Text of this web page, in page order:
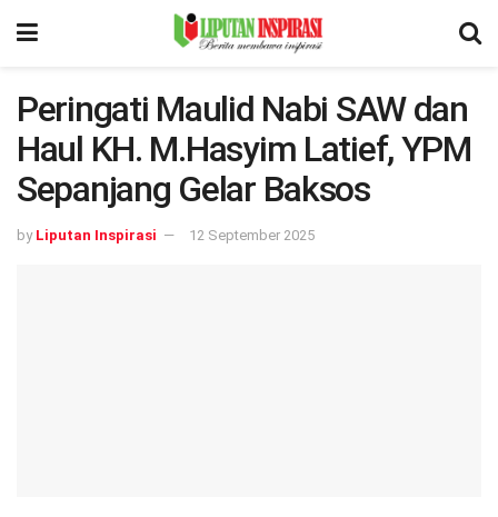
Peringati Maulid Nabi SAW dan
Haul KH. M.Hasyim Latief, YPM
Sepanjang Gelar Baksos
by Liputan Inspirasi 12 September 2025